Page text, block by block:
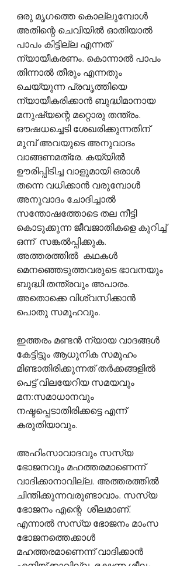
ഒരു മൃഗത്തെ കൊല്ലുമ്പോൾ
അതിന്റെ ചെവിയിൽ ഓതിയാൽ
പാപം കിട്ടില്ല എന്നത്
ന്യായീകരണം. കൊന്നാൽ പാപം
തിന്നാൽ തീരും എന്നതും
ചെയ്യുന്ന പ്രവൃത്തിയെ
ന്യായീകരിക്കാൻ ബുദ്ധിമാനായ
മനുഷ്യന്റെ മറ്റൊരു തന്ത്രം.
ഔഷധച്ചെടി ശേഖരിക്കുന്നതിന്
മുമ്പ് അവയുടെ അനുവാദം
വാങ്ങണമത്രേ. കയ്യിൽ
ഊരിപ്പിടിച്ച വാളുമായി ഒരാൾ
തന്നെ വധിക്കാൻ വരുമ്പോൾ
അനുവാദം ചോദിച്ചാൽ
സന്തോഷത്തോടെ തല നീട്ടി
കൊടുക്കുന്ന ജീവജാതികളെ കുറിച്ച്
ഒന്ന്  സങ്കൽപ്പിക്കുക.
അത്തരത്തിൽ  കഥകൾ
മെനഞ്ഞെടുത്തവരുടെ ഭാവനയും
ബുദ്ധി തന്ത്രവും അപാരം.
അതൊക്കെ വിശ്വസിക്കാൻ
പൊതു സമൂഹവും.
ഇത്തരം മണ്ടൻ ന്യായ വാദങ്ങൾ
കേട്ടിട്ടും ആധുനിക സമൂഹം
മിണ്ടാതിരിക്കുന്നത് തർക്കങ്ങളിൽ
പെട്ട് വിലയേറിയ സമയവും
മന:സമാധാനവും
നഷ്ടപ്പെടാതിരിക്കട്ടെ എന്ന്
കരുതിയാവും.
അഹിംസാവാദവും സസ്യ
ഭോജനവും മഹത്തരമാണെന്ന്
വാദിക്കാനാവില്ല. അത്തരത്തിൽ
ചിന്തിക്കുന്നവരുണ്ടാവാം. സസ്യ
ഭോജനം എന്റെ  ശീലമാണ്.
എന്നാൽ സസ്യ ഭോജനം മാംസ
ഭോജനത്തെക്കാൾ
മഹത്തരമാണെന്ന് വാദിക്കാൻ